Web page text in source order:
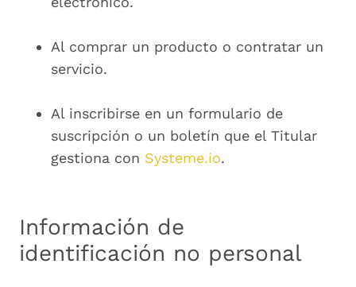
Al comprar un producto o contratar un
servicio.
Al inscribirse en un formulario de
suscripción o un boletín que el Titular
gestiona con Systeme.io.
Información de
identificación no personal